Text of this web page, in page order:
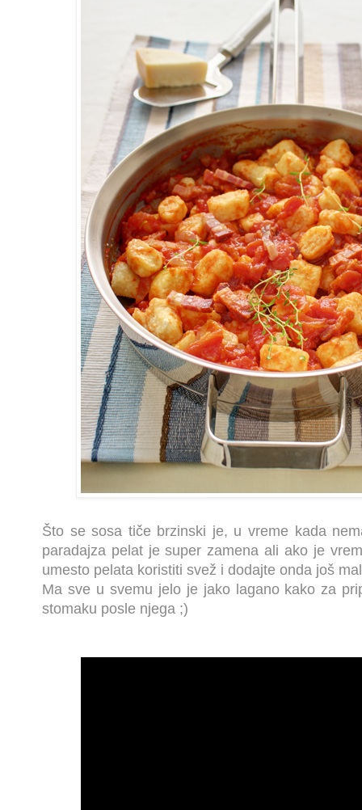
Što se sosa tiče brzinski je, u vreme kada
paradajza pelat je super zamena ali ako je
umesto pelata koristiti svež i dodajte onda još
Ma sve u svemu jelo je jako lagano kako za
stomaku posle njega ;)